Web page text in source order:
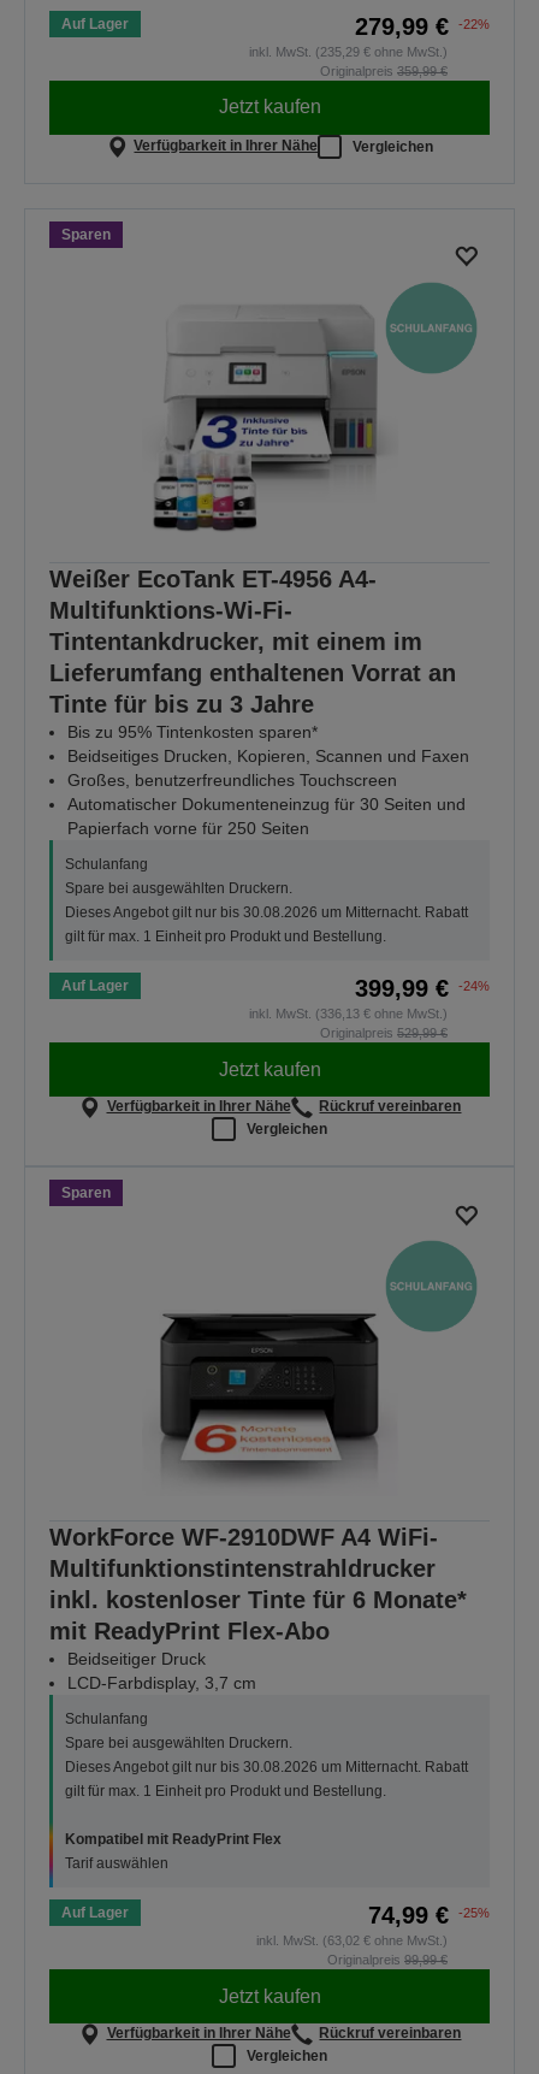
Auf Lager 279,99 €
-22%
inkl. MwSt. (235,29 € ohne MwSt.)
Originalpreis 359,99 €
Jetzt kaufen
Verfügbarkeit in Ihrer Nähe Vergleichen
Sparen
Weißer EcoTank ET-4956 A4-
Multifunktions-Wi-Fi-
Tintentankdrucker, mit einem im
Lieferumfang enthaltenen Vorrat an
Tinte für bis zu 3 Jahre
Bis zu 95% Tintenkosten sparen*
Beidseitiges Drucken, Kopieren, Scannen und Faxen
Großes, benutzerfreundliches Touchscreen
Automatischer Dokumenteneinzug für 30 Seiten und
Papierfach vorne für 250 Seiten
Schulanfang
Spare bei ausgewählten Druckern.
Dieses Angebot gilt nur bis 30.08.2026 um Mitternacht. Rabatt
gilt für max. 1 Einheit pro Produkt und Bestellung.
Auf Lager 399,99 €
-24%
inkl. MwSt. (336,13 € ohne MwSt.)
Originalpreis 529,99 €
Jetzt kaufen
Verfügbarkeit in Ihrer Nähe
Rückruf vereinbaren
Vergleichen
Sparen
WorkForce WF-2910DWF A4 WiFi-
Multifunktionstintenstrahldrucker
inkl. kostenloser Tinte für 6 Monate*
mit ReadyPrint Flex-Abo
Beidseitiger Druck
LCD-Farbdisplay, 3,7 cm
Schulanfang
Spare bei ausgewählten Druckern.
Dieses Angebot gilt nur bis 30.08.2026 um Mitternacht. Rabatt
gilt für max. 1 Einheit pro Produkt und Bestellung.
Kompatibel mit ReadyPrint Flex
Tarif auswählen
Auf Lager 74,99 €
-25%
inkl. MwSt. (63,02 € ohne MwSt.)
Originalpreis 99,99 €
Jetzt kaufen
Verfügbarkeit in Ihrer Nähe
Rückruf vereinbaren
Vergleichen